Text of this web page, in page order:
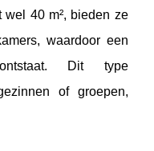
wel 40 m², bieden ze
waardoor een
Dit type
of groepen,